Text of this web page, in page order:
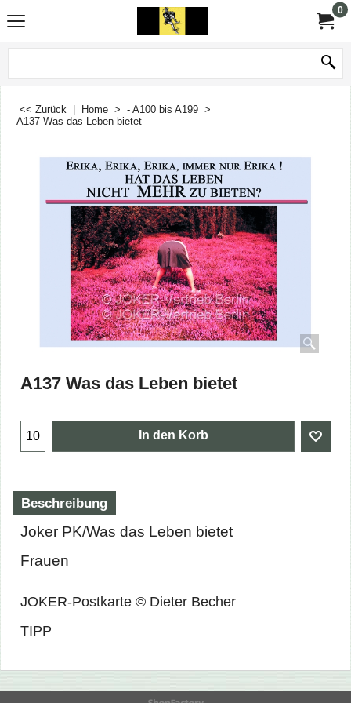
0
<< Zurück Home > - A100 bis A199 >
A137 Was das Leben bietet
A137 Was das Leben bietet
In den Korb
Beschreibung
Joker PK/Was das Leben bietet
Frauen
JOKER-Postkarte © Dieter Becher
TIPP